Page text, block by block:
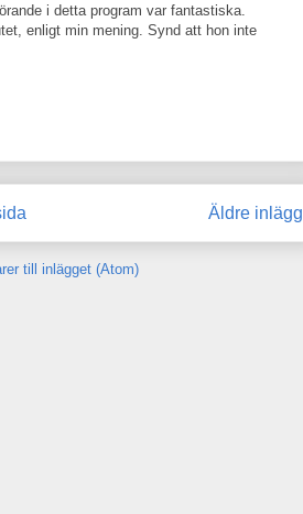
i detta program var fantastiska.
enligt min mening. Synd att hon inte
Äldre inlägg
till inlägget (Atom)